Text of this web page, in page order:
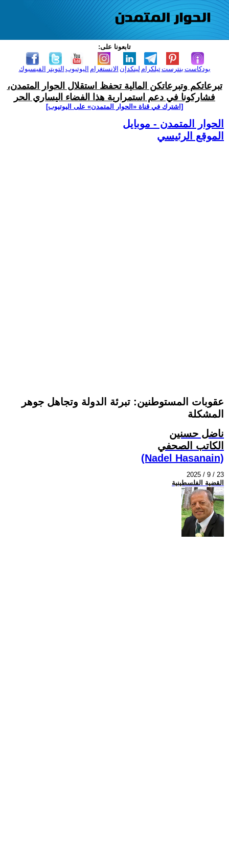
تابعونا على:
الفيسبوك التويتر اليوتيوب الانستغرام لينكدإن تيلكرامبنترست بودكاست
تبرعاتكم وتبرعاتكن المالية تحفظ استقلال الحوار المتمدن،
فشاركونا في دعم استمرارية هذا الفضاء اليساري الحر
[اشترك في قناة ‫«الحوار المتمدن» على اليوتيوب]
الحوار المتمدن - موبايل
الموقع الرئيسي
عقوبات المستوطنين: تبرئة الدولة وتجاهل جوهر
المشكلة
ناضل حسنين
الكاتب الصحفي
(Nadel Hasanain)
2025 / 9 / 23
القضية الفلسطينية